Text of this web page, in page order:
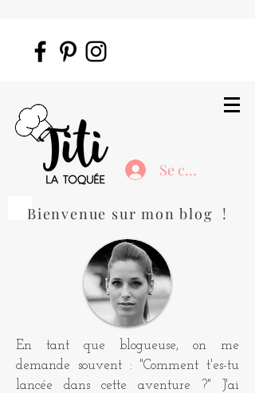
Se connecter
Bienvenue sur mon blog !
En tant que blogueuse, on me
demande souvent : "Comment t'es-tu
lancée dans cette aventure ?" J'ai